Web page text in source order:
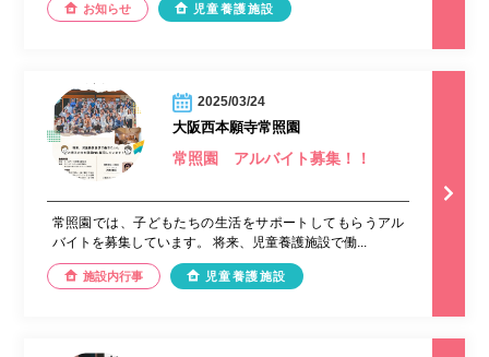
お知らせ 児童養護施設
2025/03/24
大阪西本願寺常照園
常照園 アルバイト募集！！
常照園では、子どもたちの生活をサポートしてもらうアル
バイトを募集しています。 将来、児童養護施設で働...
施設内行事 児童養護施設